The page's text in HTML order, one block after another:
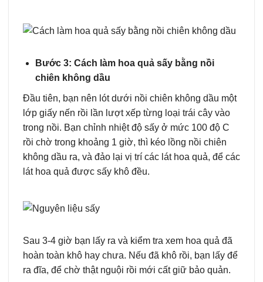
Bước 3: Cách làm hoa quả sấy bằng nồi
chiên không dầu
Đầu tiên, bạn nên lót dưới nồi chiên không dầu một
lớp giấy nến rồi lần lượt xếp từng loại trái cây vào
trong nồi. Bạn chỉnh nhiệt độ sấy ở mức 100 độ C
rồi chờ trong khoảng 1 giờ, thì kéo lồng nồi chiên
không dầu ra, và đảo lại vị trí các lát hoa quả, để các
lát hoa quả được sấy khô đều.
Sau 3-4 giờ bạn lấy ra và kiểm tra xem hoa quả đã
hoàn toàn khô hay chưa. Nếu đã khô rồi, bạn lấy để
ra đĩa, để chờ thật nguội rồi mới cất giữ bảo quản.